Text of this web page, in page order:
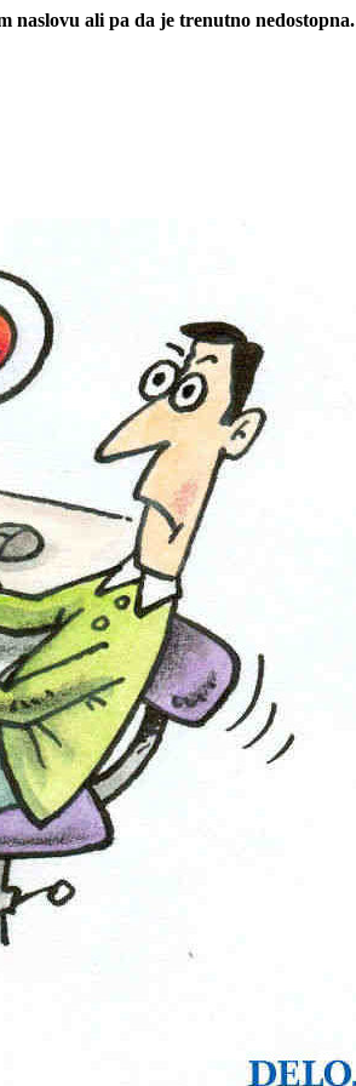
naslovu ali pa da je trenutno nedostopna.